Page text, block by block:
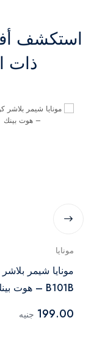
استكشف
ذات
مونايا
مونايا شيمر
B101B – هوت بينك
199.00 جنيه